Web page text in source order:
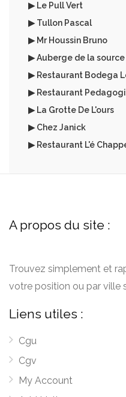
▶ Le Pull Vert
▶ Tullon Pascal
▶ Mr Houssin Bruno
▶ Auberge de la source
▶ Restaurant Bodega
▶ Restaurant
▶ La Grotte De L'ours
▶ Chez Janick
▶ Restaurant L'é
A propos du site :
Trouvez simplement et
votre position ou par ville
Liens utiles :
Cgu
Cgv
My Account